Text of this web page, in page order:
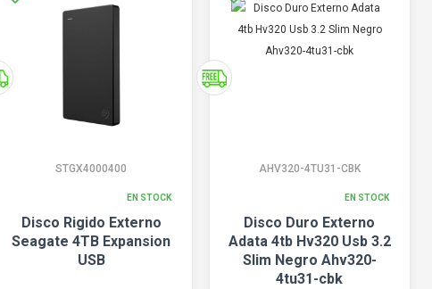
STGX4000400
EN STOCK
Disco Rigido Externo
Seagate 4TB Expansion
USB
AHV320-4TU31-CBK
EN STOCK
Disco Duro Externo
Adata 4tb Hv320 Usb 3.2
Slim Negro Ahv320-
4tu31-cbk